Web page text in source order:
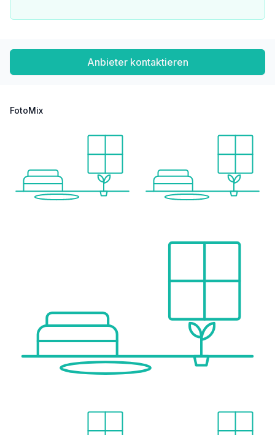
Anbieter kontaktieren
FotoMix